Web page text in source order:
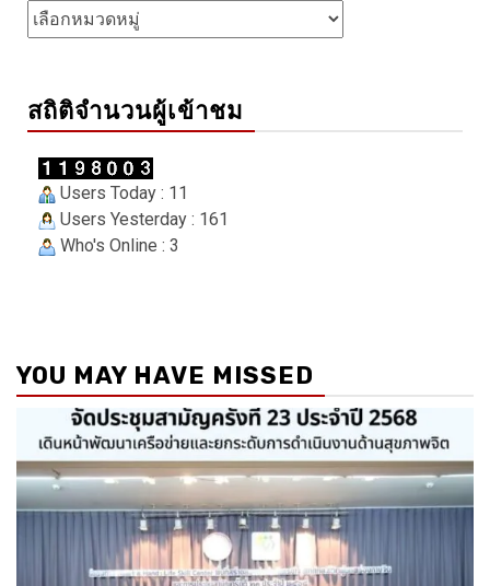
Categories
สถิติจำนวนผู้เข้าชม
Users Today : 11
Users Yesterday : 161
Who's Online : 3
YOU MAY HAVE MISSED